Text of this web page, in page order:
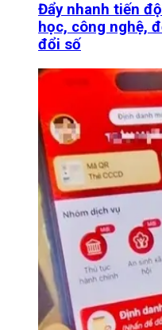
Đẩy nhanh tiến
học, công nghệ,
đổi số